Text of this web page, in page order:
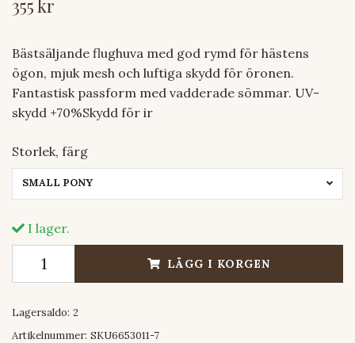
355 kr
Bästsäljande flughuva med god rymd för hästens
ögon, mjuk mesh och luftiga skydd för öronen.
Fantastisk passform med vadderade sömmar. UV-
skydd +70%Skydd för ir
Storlek, färg
SMALL PONY
I lager.
LÄGG I KORGEN
Lagersaldo: 2
Artikelnummer: SKU6653011-7